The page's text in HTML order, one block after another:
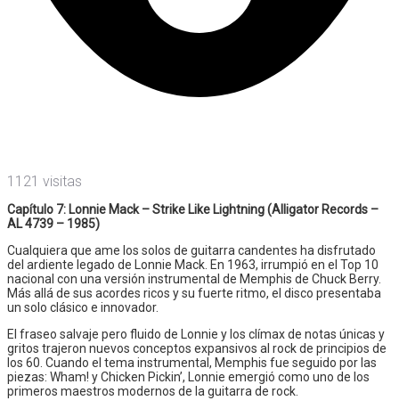
1121 visitas
Capítulo 7: Lonnie Mack – Strike Like Lightning (Alligator Records –
AL 4739 – 1985)
Cualquiera que ame los solos de guitarra candentes ha disfrutado
del ardiente legado de Lonnie Mack. En 1963, irrumpió en el Top 10
nacional con una versión instrumental de Memphis de Chuck Berry.
Más allá de sus acordes ricos y su fuerte ritmo, el disco presentaba
un solo clásico e innovador.
El fraseo salvaje pero fluido de Lonnie y los clímax de notas únicas y
gritos trajeron nuevos conceptos expansivos al rock de principios de
los 60. Cuando el tema instrumental, Memphis fue seguido por las
piezas: Wham! y Chicken Pickin’, Lonnie emergió como uno de los
primeros maestros modernos de la guitarra de rock.